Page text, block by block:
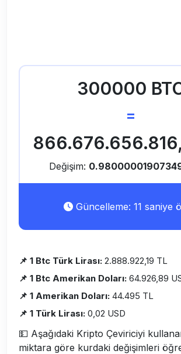
300000
=
Değişim:
Güncelleme: 11 saniye
📌 1 Btc Türk Lirası: 2.888.922,19 TL
📌 1 Btc Amerikan Doları: 64.926,89
📌 1 Amerikan Doları: 44.495 TL
📌 1 Türk Lirası: 0,02 USD
💵 Aşağıdaki Kripto Çeviriciyi
miktara göre kurdaki değişimleri